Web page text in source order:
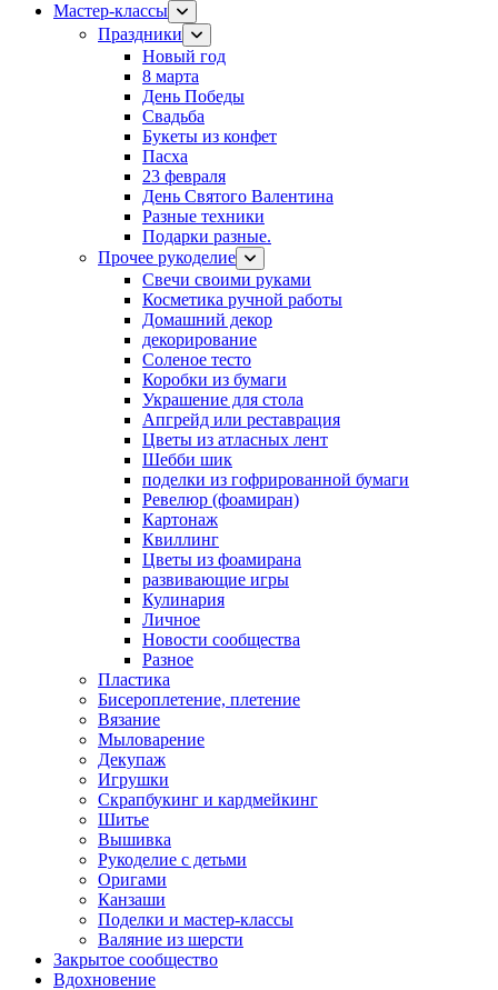
Мастер-классы
Праздники
Новый год
8 марта
День Победы
Свадьба
Букеты из конфет
Пасха
23 февраля
День Святого Валентина
Разные техники
Подарки разные.
Прочее рукоделие
Свечи своими руками
Косметика ручной работы
Домашний декор
декорирование
Соленое тесто
Коробки из бумаги
Украшение для стола
Апгрейд или реставрация
Цветы из атласных лент
Шебби шик
поделки из гофрированной бумаги
Ревелюр (фоамиран)
Картонаж
Квиллинг
Цветы из фоамирана
развивающие игры
Кулинария
Личное
Новости сообщества
Разное
Пластика
Бисероплетение, плетение
Вязание
Мыловарение
Декупаж
Игрушки
Скрапбукинг и кардмейкинг
Шитье
Вышивка
Рукоделие с детьми
Оригами
Канзаши
Поделки и мастер-классы
Валяние из шерсти
Закрытое сообщество
Вдохновение